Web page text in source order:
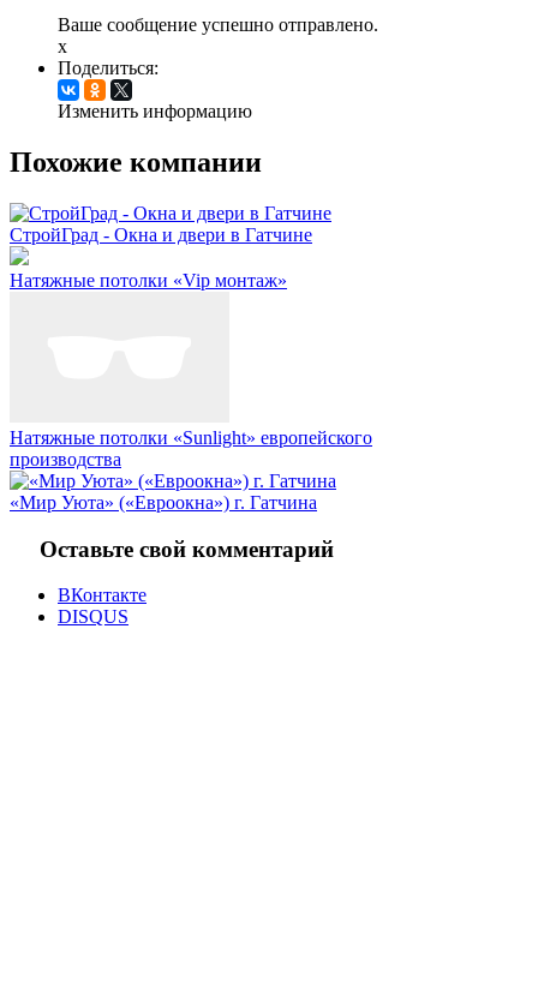
Ваше сообщение успешно отправлено.
x
Поделиться:
Изменить информацию
Похожие компании
СтройГрад - Окна и двери в Гатчине
Натяжные потолки «Vip монтаж»
Натяжные потолки «Sunlight» европейского
производства
«Мир Уюта» («Евроокна») г. Гатчина
Оставьте свой комментарий
ВКонтакте
DISQUS